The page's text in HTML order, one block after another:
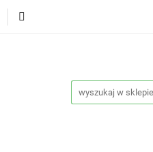
Producenci